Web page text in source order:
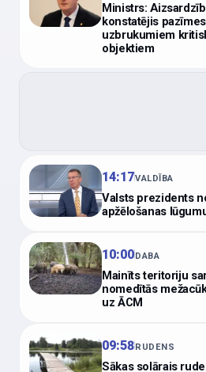
Ministrs:
konstatējis
uzbrukumiem
objektiem
14:17VALDĪBA
Valsts prezidents
apžēlošanas
10:00DABA
Mainīts teritoriju
nomedītās
uz ĀCM
09:58RUDENS
Sākas solārais